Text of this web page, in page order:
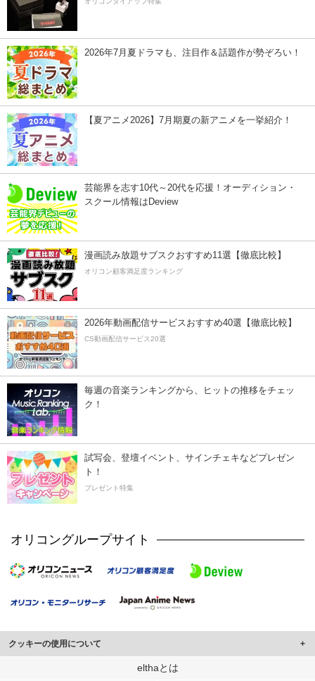
2026年7月夏ドラマも、注目作＆話題作が勢ぞろい！
【夏アニメ2026】7月期夏の新アニメを一挙紹介！
芸能界を志す10代～20代を応援！オーディション・
スクール情報はDeview
漫画読み放題サブスクおすすめ11選【徹底比較】
オリコン顧客満足度ランキング
2026年動画配信サービスおすすめ40選【徹底比較】
CS動画配信サービス20選
毎週の音楽ランキングから、ヒットの推移をチェッ
ク！
試写会、登壇イベント、サインチェキなどプレゼン
ト！
プレゼント特集
オリコングループサイト
クッキーの使用について
このサイトでは Cookie を使用して、ユーザーに合わせたコンテンツや広告の
elthaとは